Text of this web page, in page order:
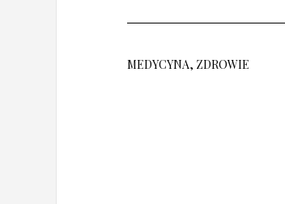
MEDYCYNA, ZDROWIE